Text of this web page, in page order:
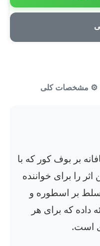
⚙️ مشخصات کلی
بر بوف کور که با
را برای خواننده
بر اسطوره و
داده که برای هر
است.